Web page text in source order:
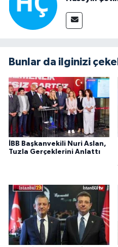
Bunlar da ilginizi
İBB Başkanvekili Nuri Aslan,
Tuzla Gerçeklerini Anlattı